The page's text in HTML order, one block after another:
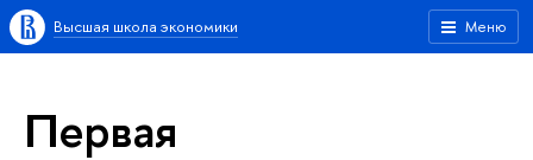
Меню
Высшая школа экономики
Первая